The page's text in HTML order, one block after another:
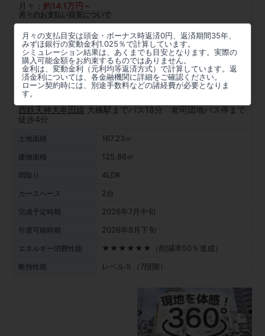
月々：約14.1万円～
月々のお支払い目安について
月々の支払目安は頭金・ボーナス時返済0円、返済期間35年、
みずほ銀行の変動金利1.025％で計算しています。
シミュレーション結果は、あくまでも目安となります。実際の
購入可能金額をお約束するものではありません。
金利は、変動金利（元利均等返済方式）で計算しています。返
済金利については、各金融機関に詳細をご確認ください。
ローン契約時には、別途手数料などの諸経費が必要となりま
す。
所在地
福岡県福岡市南区老司３丁目655番102(地番)
周辺マップを見る
アクセス
西鉄天神大牟田線 大橋駅までバス18分 老司団地バス停まで
徒歩4分
土地面積 167.23㎡
建物面積 125.86㎡
間取り 4LDK
カースペース 2台
完成予定時期 2026年7月中旬
引渡可能時期 2026年8月下旬
エネルギー消費性能 ★★★★★★（削減率50％達成）
断熱性能 レベル５（7段階）